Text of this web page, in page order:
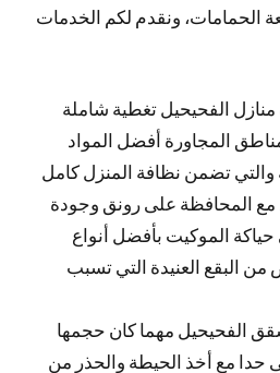
الحمامات، ونقدم لكم الخدمات
الفحيحيل تغطية شاملة
المجاورة أفضل المواد
والتي تضمن نظافة المنزل كامل
المحافظة على رونق وجودة
الموكيت بأفضل أنواع
من البقع العنيدة التي تسبب
الفحيحيل مهما كان حجمها
حدا مع أخذ الحيطة والحذر من